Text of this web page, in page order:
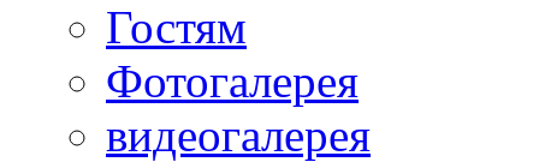
Гостям
Фотогалерея
видеогалерея